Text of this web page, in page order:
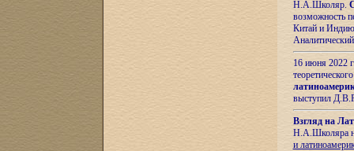
Н.А.Школяр.
возможность
Китай и
16 июня 2022
выступил
Взгляд на
Н.А.Школяра
и